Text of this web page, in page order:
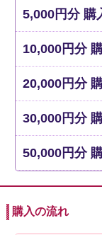
5,000円分 購
10,000円分
20,000円分
30,000円分
50,000円分
購入の流れ